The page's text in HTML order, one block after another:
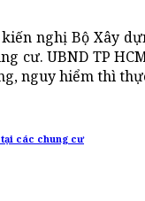
nghị Bộ Xây
cư. UBND TP
nguy hiểm thì
các chung cư